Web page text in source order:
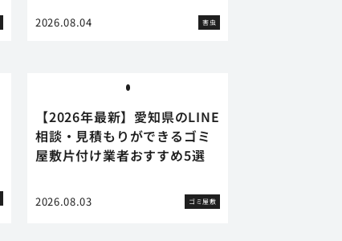
2026.08.04 害虫
【2026年最新】愛知県のLINE
相談・見積もりができるゴミ
屋敷片付け業者おすすめ5選
2026.08.03 ゴミ屋敷